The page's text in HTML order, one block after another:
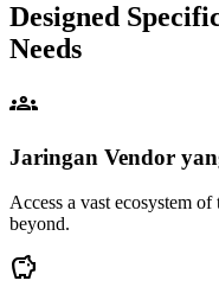
Designed
Needs
groups
Jaringan Vendor
Access a vast ecosystem
beyond.
savings